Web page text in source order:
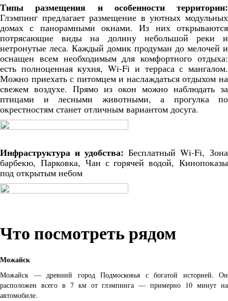
Типы размещения и особенности территории:
Глэмпинг предлагает размещение в уютных модульных
домах с панорамными окнами. Из них открываются
потрясающие виды на долину небольшой реки и
нетронутые леса. Каждый домик продуман до мелочей и
оснащен всем необходимым для комфортного отдыха:
есть полноценная кухня, Wi-Fi и терраса с мангалом.
Можно приехать с питомцем и наслаждаться отдыхом на
свежем воздухе. Прямо из окон можно наблюдать за
птицами и лесными животными, а прогулка по
окрестностям станет отличным вариантом досуга.
Инфраструктура и удобства:Бесплатный Wi-Fi,Зона
барбекю, Парковка, Чан с горячей водой,Кинопоказы
под открытым небом
Что посмотреть рядом
Можайск
Можайск — древний город Подмосковья с богатой историей. Он
расположен всего в 7 км от глэмпинга — примерно 10 минут на
автомобиле.